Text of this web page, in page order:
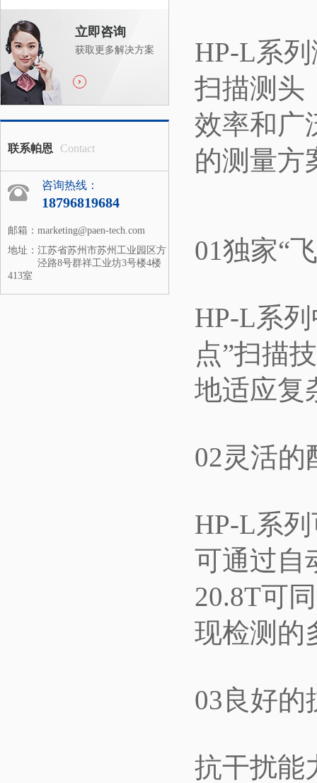
立即咨询
获取更多解决方案
联系帕恩 Contact
咨询热线：
18796819684
邮箱： marketing@paen-tech.com
地址： 江苏省苏州市苏州工业园区方
泾路8号群祥工业坊3号楼4楼
413室
HP-L系
扫描测头
效率和广
的测量方
01独家“
HP-L系
点”扫描
地适应复
02灵活的
HP-L系
可通过自
20.8T可
现检测的
03良好的
抗干扰能